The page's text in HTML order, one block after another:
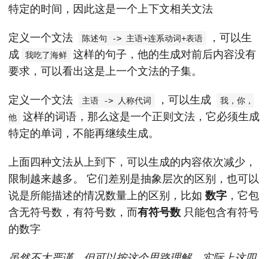
特定的时间，因此这是一个上下文相关文法
定义一个文法 陈述句 -> 主语+连系动词+表语
，可以生
成
我吃了海鲜
这样的句子，他的生成对前后内容没有
要求，可以看出这是上一个文法的子集。
定义一个文法 主语 -> 人称代词 ，可以生成
我，你，
他
这样的词语，那么这是一个正则文法，它必须生成
特定的单词，不能再继续生成。
上面四种文法从上到下，可以生成的内容依次减少，
限制越来越多。 它们差别是抽象层次的区别，也可以
说是所能描述的情况数量上的区别，比如 数字 ，它包
含无符号数，有符号数，而有符号数 只能包含有符号
的数字